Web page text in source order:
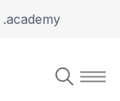
.academy